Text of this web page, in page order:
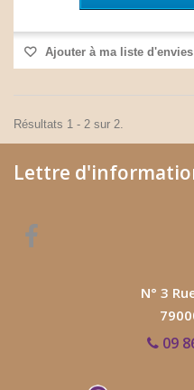
Ajouter à ma liste d'envies
Résultats 1 - 2 sur 2.
Lettre
N° 3
09